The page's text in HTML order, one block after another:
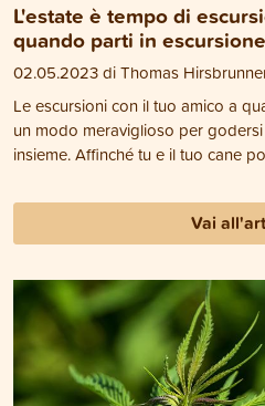
L'estate è tempo di
quando parti in
02.05.2023 di Thomas
Le escursioni con il tuo amico a
un modo meraviglioso per
insieme. Affinché tu e il tuo cane
Vai